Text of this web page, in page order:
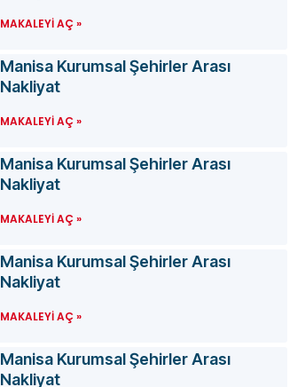
MAKALEYI AÇ »
Manisa Kurumsal Şehirler Arası
Nakliyat
MAKALEYI AÇ »
Manisa Kurumsal Şehirler Arası
Nakliyat
MAKALEYI AÇ »
Manisa Kurumsal Şehirler Arası
Nakliyat
MAKALEYI AÇ »
Manisa Kurumsal Şehirler Arası
Nakliyat